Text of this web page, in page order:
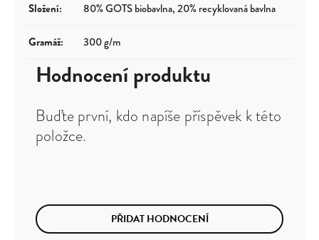
Složení: 80% GOTS biobavlna, 20% recyklovaná bavlna
Gramáž: 300 g/m
Hodnocení produktu
Buďte první, kdo napíše příspěvek k této
položce.
PŘIDAT HODNOCENÍ